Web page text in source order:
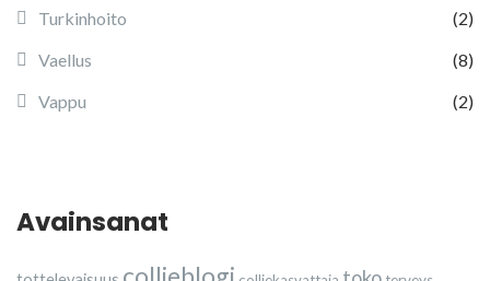
Turkinhoito
(2)
Vaellus
(8)
Vappu
(2)
Avainsanat